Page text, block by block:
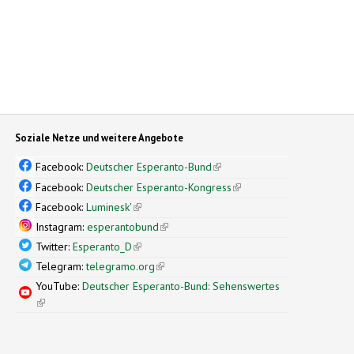
Soziale Netze und weitere Angebote
Facebook:Deutscher Esperanto-Bund(link is external)
Facebook:Deutscher Esperanto-Kongress(link is external)
Facebook:Luminesk'(link is external)
Instagram:esperantobund(link is external)
Twitter:Esperanto_D(link is external)
Telegram:telegramo.org(link is external)
YouTube:Deutscher Esperanto-Bund: Sehenswertes
(link is external)